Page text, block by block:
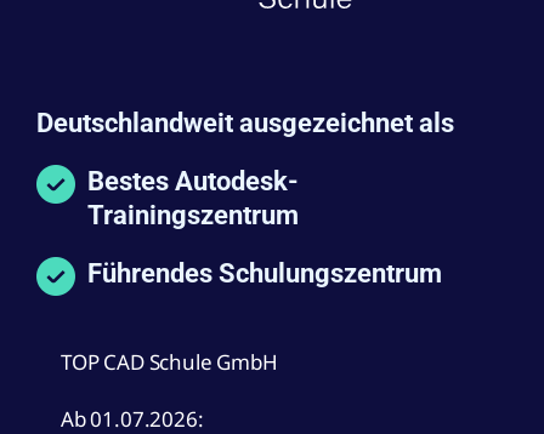
Deutschlandweit ausgezeichnet als
Bestes Autodesk-
Trainingszentrum
Führendes Schulungszentrum
TOP CAD Schule GmbH
Ab 01.07.2026: